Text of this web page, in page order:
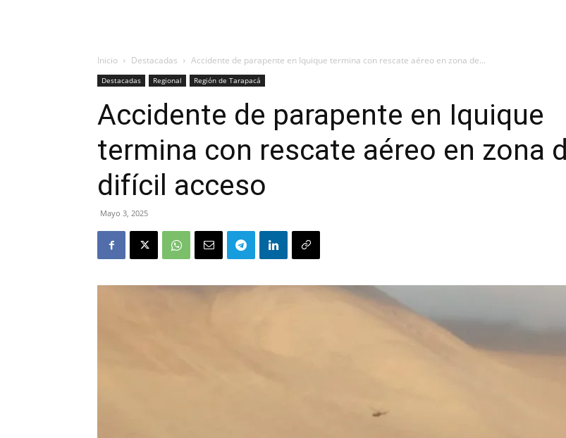
Inicio Destacadas Accidente de parapente en Iquique termina con rescate aéreo en zona de...
Destacadas Regional Región de Tarapacá
Accidente de parapente en Iquique
termina con rescate aéreo en zona
difícil acceso
Mayo 3, 2025